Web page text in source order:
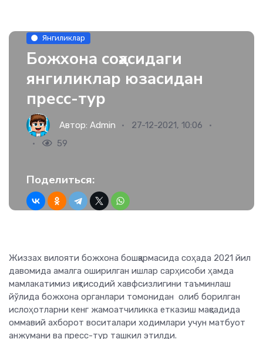
Янгиликлар
Божхона соҳасидаги
янгиликлар юзасидан
пресс-тур
Автор: Admin
27-12-2021, 10:06
59
Поделиться:
Жиззах вилояти божхона бошқармасида соҳада 2021 йил
давомида амалга оширилган ишлар сарҳисоби ҳамда
мамлакатимиз иқтисодий хавфсизлигини таъминлаш
йўлида божхона органлари томонидан олиб борилган
ислоҳотларни кенг жамоатчиликка етказиш мақсадида
оммавий ахборот воситалари ходимлари учун матбуот
анжумани ва пресс-тур ташкил этилди.